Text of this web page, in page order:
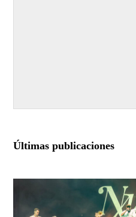
Últimas publicaciones